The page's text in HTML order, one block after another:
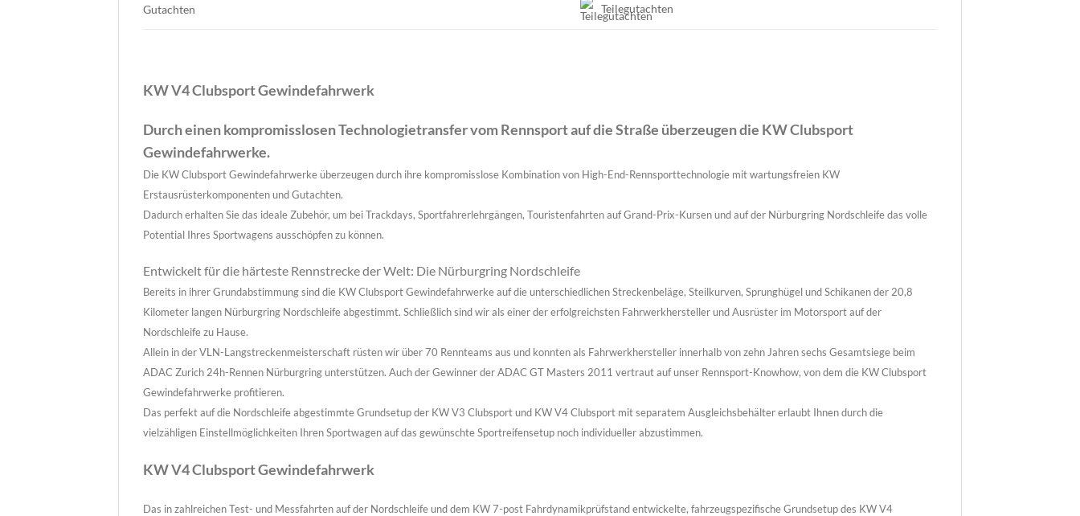
Gutachten Teilegutachten
KW V4 Clubsport Gewindefahrwerk
Durch einen kompromisslosen Technologietransfer vom Rennsport auf die Straße überzeugen die KW Clubsport
Gewindefahrwerke.
Die KW Clubsport Gewindefahrwerke überzeugen durch ihre kompromisslose Kombination von High-End-Rennsporttechnologie mit wartungsfreien KW
Erstausrüsterkomponenten und Gutachten.
Dadurch erhalten Sie das ideale Zubehör, um bei Trackdays, Sportfahrerlehrgängen, Touristenfahrten auf Grand-Prix-Kursen und auf der Nürburgring Nordschleife das volle
Potential Ihres Sportwagens ausschöpfen zu können.
Entwickelt für die härteste Rennstrecke der Welt: Die Nürburgring Nordschleife
Bereits in ihrer Grundabstimmung sind die KW Clubsport Gewindefahrwerke auf die unterschiedlichen Streckenbeläge, Steilkurven, Sprunghügel und Schikanen der 20,8
Kilometer langen Nürburgring Nordschleife abgestimmt. Schließlich sind wir als einer der erfolgreichsten Fahrwerkhersteller und Ausrüster im Motorsport auf der
Nordschleife zu Hause.
Allein in der VLN-Langstreckenmeisterschaft rüsten wir über 70 Rennteams aus und konnten als Fahrwerkhersteller innerhalb von zehn Jahren sechs Gesamtsiege beim
ADAC Zurich 24h-Rennen Nürburgring unterstützen. Auch der Gewinner der ADAC GT Masters 2011 vertraut auf unser Rennsport-Knowhow, von dem die KW Clubsport
Gewindefahrwerke profitieren.
Das perfekt auf die Nordschleife abgestimmte Grundsetup der KW V3 Clubsport und KW V4 Clubsport mit separatem Ausgleichsbehälter erlaubt Ihnen durch die
vielzähligen Einstellmöglichkeiten Ihren Sportwagen auf das gewünschte Sportreifensetup noch individueller abzustimmen.
KW V4 Clubsport Gewindefahrwerk
Das in zahlreichen Test- und Messfahrten auf der Nordschleife und dem KW 7-post Fahrdynamikprüfstand entwickelte, fahrzeugspezifische Grundsetup des KW V4